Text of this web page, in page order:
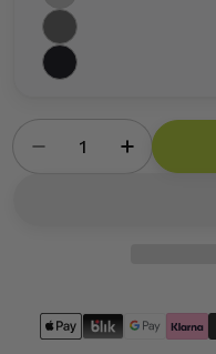
Ilość
Zmniejsz ilość
Zwiększ
Metody